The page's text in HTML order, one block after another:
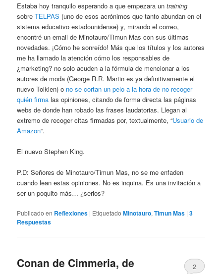
Estaba hoy tranquilo esperando a que empezara untraining
sobreTELPAS (uno de esos acrónimos que tanto abundan en el
sistema educativo estadounidense) y, mirando el correo,
encontré un email de Minotauro/Timun Mas con sus últimas
novedades. ¡Cómo he sonreído! Más que los títulos y los autores
me ha llamado la atención cómo los responsables de
¿marketing? no solo acuden a la fórmula de mencionar a los
autores de moda (George R.R. Martin es ya definitivamente el
nuevo Tolkien) o no se cortan un pelo a la hora de no recoger
quién firma las opiniones, citando de forma directa las páginas
webs de donde han robado las frases laudatorias. Llegan al
extremo de recoger citas firmadas por, textualmente, “Usuario de
Amazon“.
El nuevo Stephen King.
P.D: Señores de Minotauro/Timun Mas, no se me enfaden
cuando lean estas opiniones. No es inquina. Es una invitación a
ser un poquito más… ¿serios?
Publicado en Reflexiones | Etiquetado Minotauro,Timun Mas |3
Respuestas
Conan de Cimmeria, de
2